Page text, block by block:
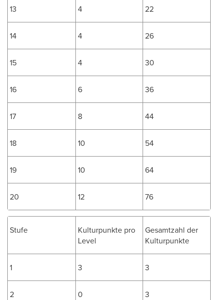
13 4 22
14 4 26
15 4 30
16 6 36
17 8 44
18 10 54
19 10 64
20 12 76
Stufe
Kulturpunkte pro
Level
Gesamtzahl der
Kulturpunkte
1 3 3
2 0 3